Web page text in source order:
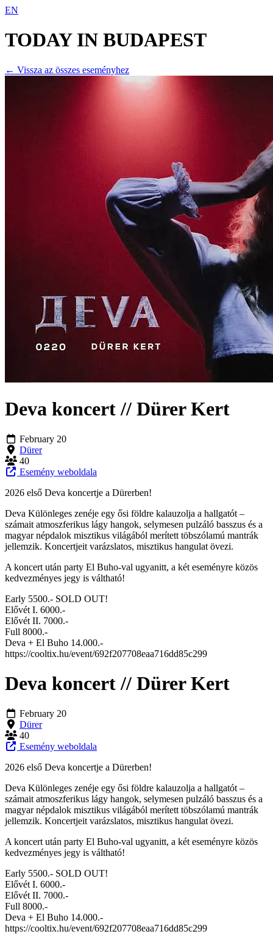
EN
TODAY IN BUDAPEST
← Vissza az összes eseményhez
Deva koncert // Dürer Kert
February 20
Dürer
40
Esemény weboldala
2026 első Deva koncertje a Dürerben!
Deva Különleges zenéje egy ősi földre kalauzolja a hallgatót –
számait atmoszferikus lágy hangok, selymesen pulzáló basszus és a
magyar népdalok misztikus világából merített töbszólamú mantrák
jellemzik. Koncertjeit varázslatos, misztikus hangulat övezi.
A koncert után party El Buho-val ugyanitt, a két eseményre közös
kedvezményes jegy is váltható!
Early 5500.- SOLD OUT!
Elővét I. 6000.-
Elővét II. 7000.-
Full 8000.-
Deva + El Buho 14.000.-
https://cooltix.hu/event/692f207708eaa716dd85c299
Deva koncert // Dürer Kert
February 20
Dürer
40
Esemény weboldala
2026 első Deva koncertje a Dürerben!
Deva Különleges zenéje egy ősi földre kalauzolja a hallgatót –
számait atmoszferikus lágy hangok, selymesen pulzáló basszus és a
magyar népdalok misztikus világából merített töbszólamú mantrák
jellemzik. Koncertjeit varázslatos, misztikus hangulat övezi.
A koncert után party El Buho-val ugyanitt, a két eseményre közös
kedvezményes jegy is váltható!
Early 5500.- SOLD OUT!
Elővét I. 6000.-
Elővét II. 7000.-
Full 8000.-
Deva + El Buho 14.000.-
https://cooltix.hu/event/692f207708eaa716dd85c299